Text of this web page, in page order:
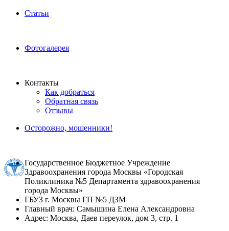
Статьи
Фотогалерея
Контакты
Как добраться
Обратная связь
Отзывы
Осторожно, мошенники!
Государственное Бюджетное Учреждение
Здравоохранения города Москвы «Городская
Поликлиника №5 Департамента здравоохранения
города Москвы»
ГБУЗ г. Москвы ГП №5 ДЗМ
Главный врач: Самышина Елена Александровна
Адрес: Москва, Даев переулок, дом 3, стр. 1